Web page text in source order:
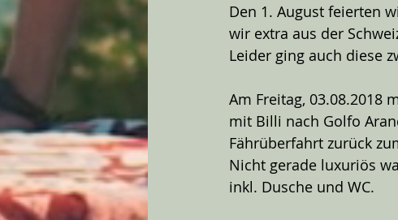
Den 1. August feierten
wir extra aus der
Leider ging auch diese
Am Freitag, 03.08.2018
mit Billi nach Golfo
Fährüberfahrt zurück
Nicht gerade luxuriös
inkl. Dusche und WC.